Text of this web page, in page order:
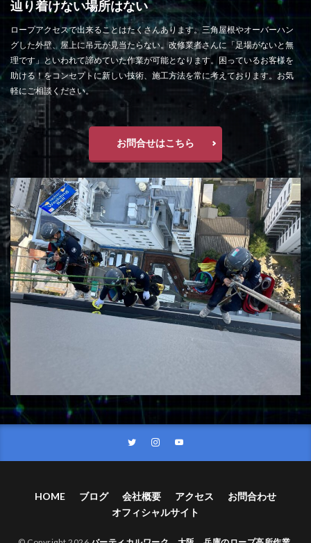
辿り着けない場所はない
ロープアクセスで出来ることはたくさんあります。三角屋根やオーバーハン
グした外壁、屋上に吊元が見当たらない。改修業者さんに「足場がないと無
理です」といわれて諦めていた作業が可能となります。困っているお客様を
助ける！をコンセプトに新しい技術、施工方法を常に考えております。お気
軽にご相談ください。
お問合せはこちら
HOME ブログ 会社概要 アクセス
お問合わせ
オフィシャルサイト